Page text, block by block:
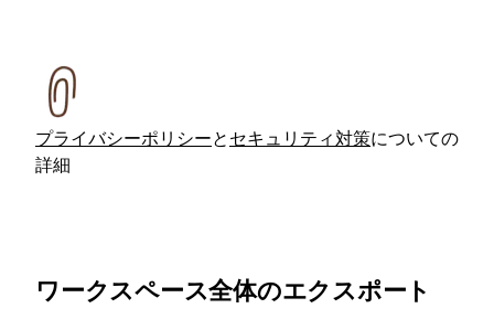
プライバシーポリシーと セキュリティ対策についての
詳細
ワークスペース全体のエクスポート